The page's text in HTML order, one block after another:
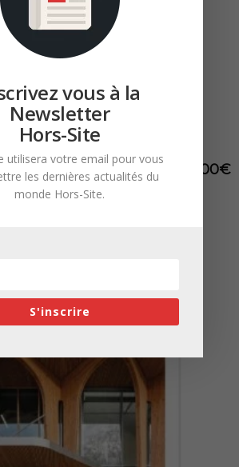
SITE N°2 Papier & PDF
12,00€
vous à la
Newsletter
Hors-Site
utilisera votre email pour vous
les dernières actualités du
monde Hors-Site.
S'inscrire